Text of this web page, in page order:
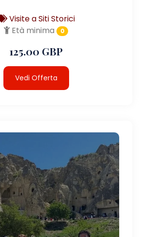
Visite a Siti Storici
Età minima
0
125.00 GBP
Vedi Offerta